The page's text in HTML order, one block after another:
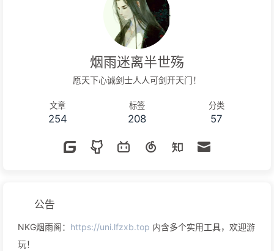
烟雨迷离半世殇
愿天下心诚剑士人人可剑开天门！
文章
254
标签
208
分类
57
公告
NKG烟雨阁： https://uni.lfzxb.top 内含多个实用工具，欢迎游
玩！